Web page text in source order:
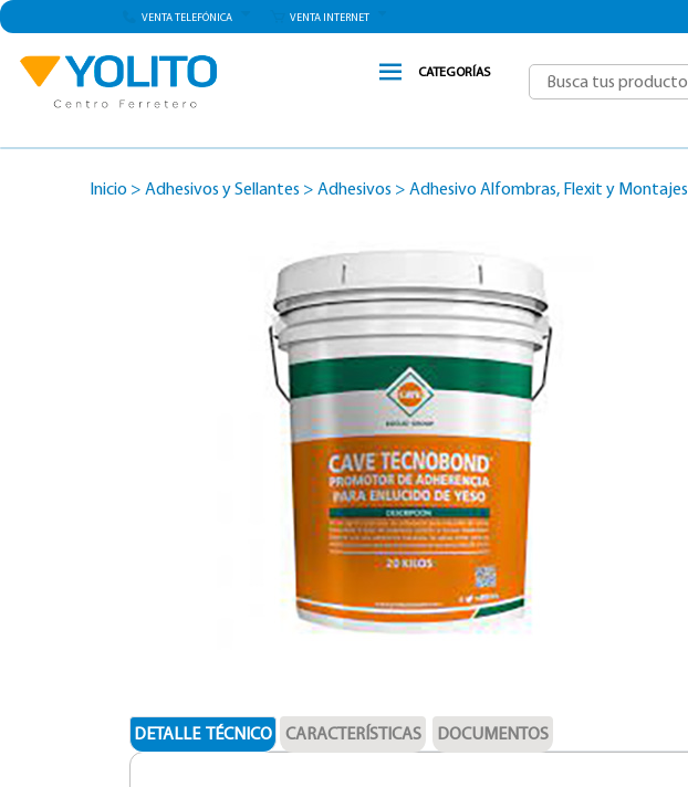
VENTA TELEFÓNICA VENTA INTERNET
CATEGORÍAS
Inicio > Adhesivos y Sellantes > Adhesivos > Adhesivo Alfombras, Flexit y Montajes
DETALLE TÉCNICO CARACTERÍSTICAS DOCUMENTOS